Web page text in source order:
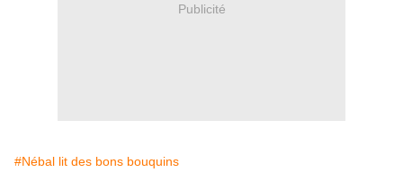
Publicité
#Nébal lit des bons bouquins